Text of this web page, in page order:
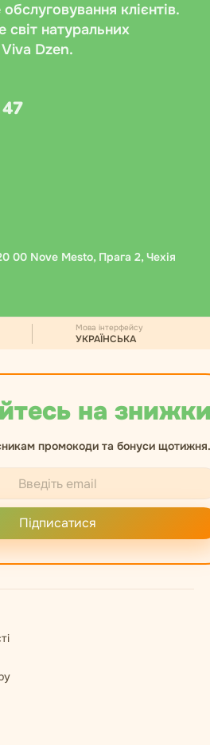
клієнтів.
світ натуральних
Dzen.
00 Nove Mesto, Прага 2, Чехія
на
промокоди та бонуси щотижня.
Підписатися
Мова інтерфейсу
УКРАЇНСЬКА